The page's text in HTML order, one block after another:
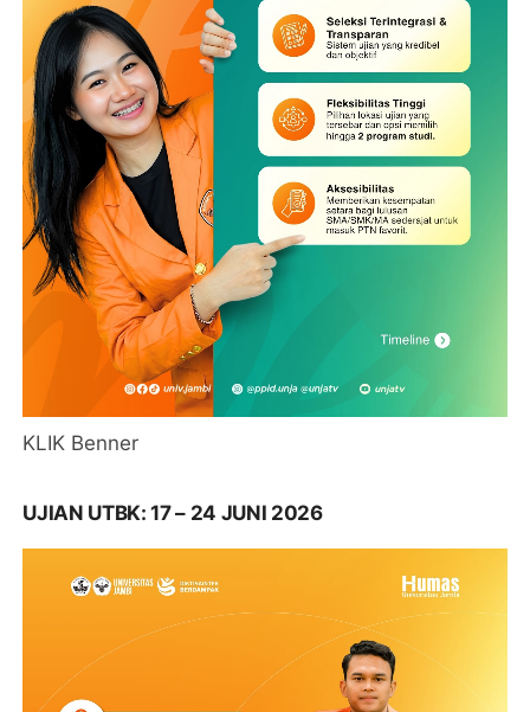
KLIK Benner
UJIAN UTBK: 17 – 24 JUNI 2026